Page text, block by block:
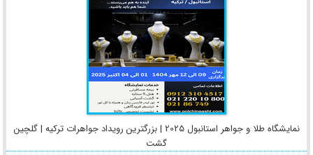
نمایشگاه طلا و جواهر استانبول 2025 | بزرگترین رویداد جواهرات ترکیه | گلچین
گشت